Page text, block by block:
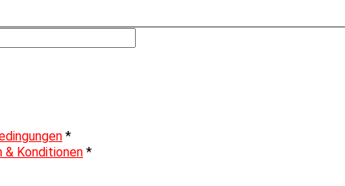
*
& Konditionen *